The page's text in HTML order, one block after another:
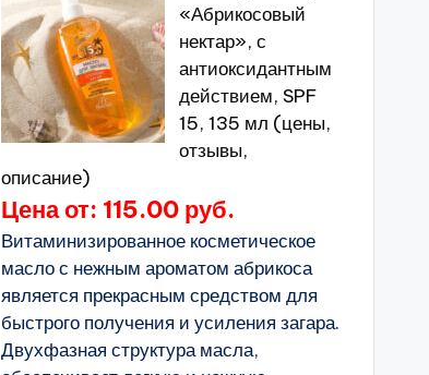
«Абрикосовый
нектар», с
антиоксидантным
действием, SPF
15, 135 мл (цены,
отзывы,
описание)
Цена от: 115.00 руб.
Витаминизированное косметическое
масло с нежным ароматом абрикоса
является прекрасным средством для
быстрого получения и усиления загара.
Двухфазная структура масла,